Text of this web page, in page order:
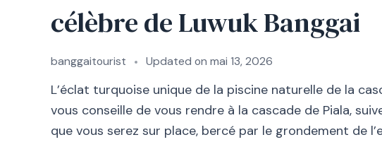
célèbre de Luwuk Banggai
banggaitourist Updated on mai 13, 2026
L’éclat turquoise unique de la piscine naturelle de la
vous conseille de vous rendre à la cascade de Piala,
que vous serez sur place, bercé par le grondement de